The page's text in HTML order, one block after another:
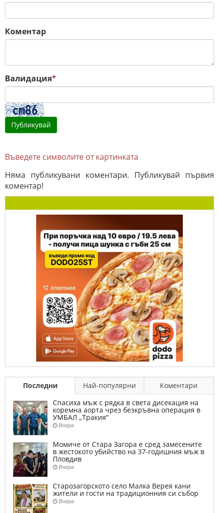
Коментар
Валидация*
Въведете символите от картинката
Няма публикувани коментари. Публикувай първия
коментар!
Последни Най-популярни
Коментари
Спасиха мъж с рядка в света дисекация на
коремна аорта чрез безкръвна операция в
УМБАЛ „Тракия“
Вчера
Момиче от Стара Загора е сред замесените
в жестокото убийство на 37-годишния мъж в
Пловдив
Вчера
Старозагорското село Малка Верея кани
жители и гости на традиционния си събор
Вчера